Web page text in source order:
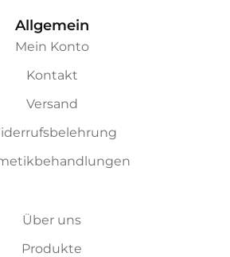
Allgemein
Mein Konto
Kontakt
Versand
Über uns
Produkte